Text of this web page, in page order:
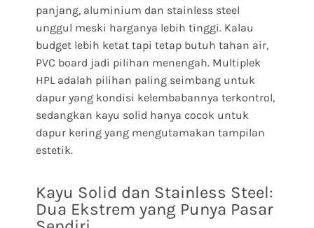
panjang, aluminium dan stainless steel
unggul meski harganya lebih tinggi. Kalau
budget lebih ketat tapi tetap butuh tahan air,
PVC board jadi pilihan menengah. Multiplek
HPL adalah pilihan paling seimbang untuk
dapur yang kondisi kelembabannya terkontrol,
sedangkan kayu solid hanya cocok untuk
dapur kering yang mengutamakan tampilan
estetik.
Kayu Solid dan Stainless Steel:
Dua Ekstrem yang Punya Pasar